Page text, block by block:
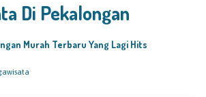
Di Pekalongan
Murah Terbaru Yang Lagi Hits